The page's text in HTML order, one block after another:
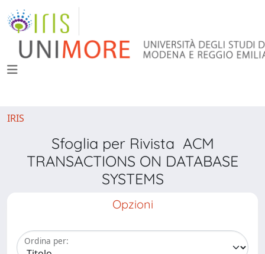
IRIS
Sfoglia per Rivista ACM
TRANSACTIONS ON DATABASE
SYSTEMS
Opzioni
Ordina per: